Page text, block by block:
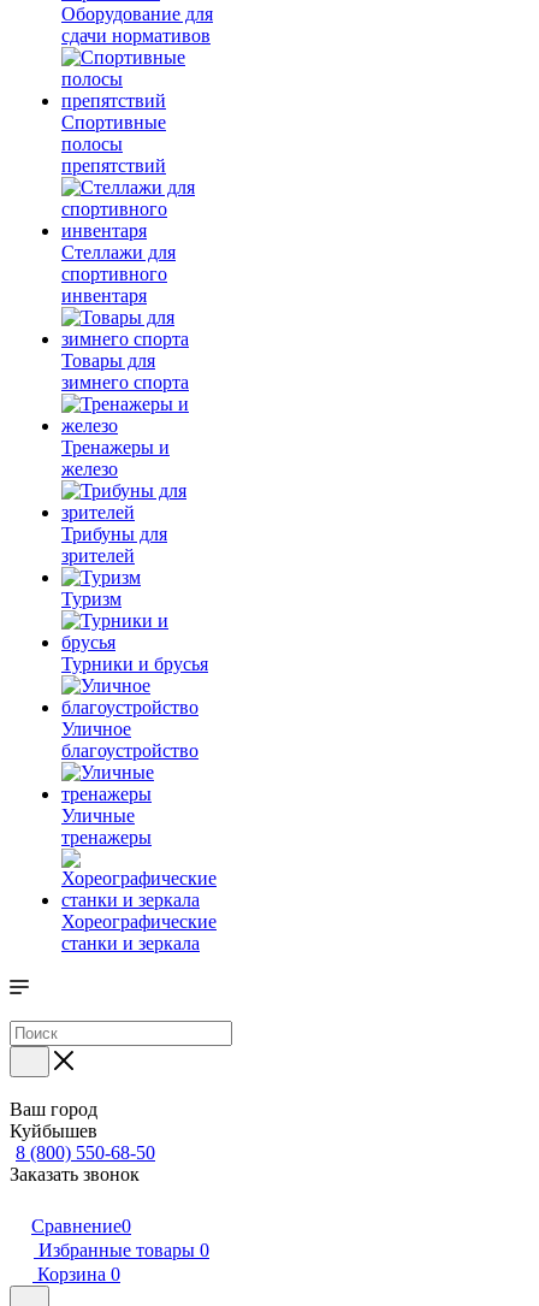
Оборудование для
сдачи нормативов
Спортивные
полосы
препятствий
Стеллажи для
спортивного
инвентаря
Товары для
зимнего спорта
Тренажеры и
железо
Трибуны для
зрителей
Туризм
Турники и брусья
Уличное
благоустройство
Уличные
тренажеры
Хореографические
станки и зеркала
Ваш город
Куйбышев
8 (800) 550-68-50
Заказать звонок
Сравнение0
Избранные товары 0
Корзина 0